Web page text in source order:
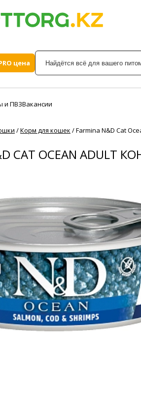
цена
и ПВЗВакансии
/Корм для кошек /Farmina N&D Cat
CAT OCEAN